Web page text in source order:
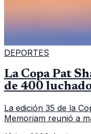
DEPORTES
La Copa Pat
de 400
La edición 35 de la
Memoriam reunió a